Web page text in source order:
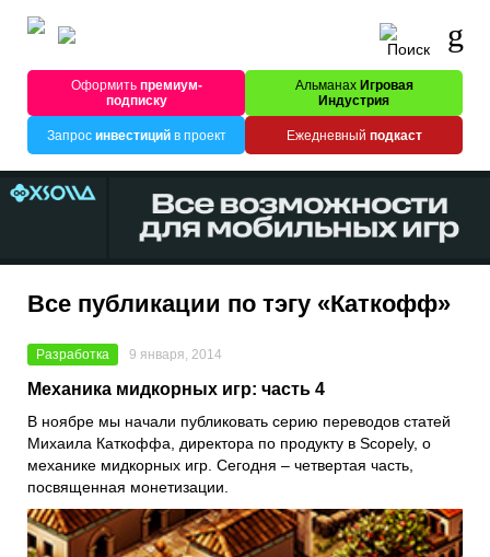
Оформитьпремиум-
подписку
Альманах Игровая
Индустрия
Запрос инвестицийв проект Ежедневный подкаст
Все публикации по тэгу «Каткофф»
Разработка 9 января, 2014
Механика мидкорных игр: часть 4
В ноябре мы начали публиковать серию переводов статей
Михаила Каткоффа, директора по продукту в Scopely, о
механике мидкорных игр. Сегодня – четвертая часть,
посвященная монетизации.